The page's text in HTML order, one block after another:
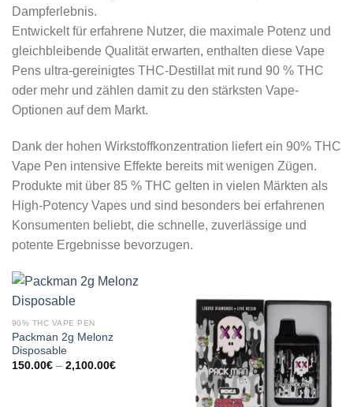
Dampferlebnis.
Entwickelt für erfahrene Nutzer, die maximale Potenz und
gleichbleibende Qualität erwarten, enthalten diese Vape
Pens ultra-gereinigtes THC-Destillat mit rund 90 % THC
oder mehr und zählen damit zu den stärksten Vape-
Optionen auf dem Markt.
Dank der hohen Wirkstoffkonzentration liefert ein 90% THC
Vape Pen intensive Effekte bereits mit wenigen Zügen.
Produkte mit über 85 % THC gelten in vielen Märkten als
High-Potency Vapes und sind besonders bei erfahrenen
Konsumenten beliebt, die schnelle, zuverlässige und
potente Ergebnisse bevorzugen.
90% THC VAPE PEN
Packman 2g Melonz
Disposable
150.00€ – 2,100.00€Preisspanne: